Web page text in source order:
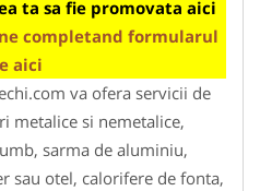
ta sa fie promovata aici
completand formularul
aici
va ofera servicii de
metalice si nemetalice,
sarma de aluminiu,
sau otel, calorifere de fonta,